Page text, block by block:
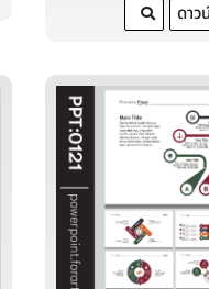
ดาว